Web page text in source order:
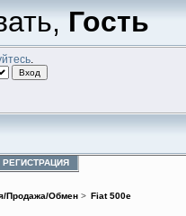
Гость
РЕГИСТРАЦИЯ
Продажа/Обмен> Fiat 500e